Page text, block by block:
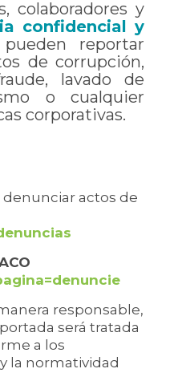
colaboradores y
confidencial y
reportar
de corrupción,
lavado de
o cualquier
corporativas.
denunciar actos de
responsable,
será tratada
a los
la normatividad